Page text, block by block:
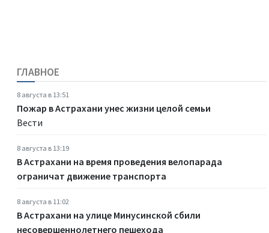
ГЛАВНОЕ
8 августа в 13:51
Пожар в Астрахани унес жизни целой семьи
Вести
8 августа в 13:19
В Астрахани на время проведения велопарада
ограничат движение транспорта
8 августа в 11:02
В Астрахани на улице Минусинской сбили
несовершеннолетнего пешехода